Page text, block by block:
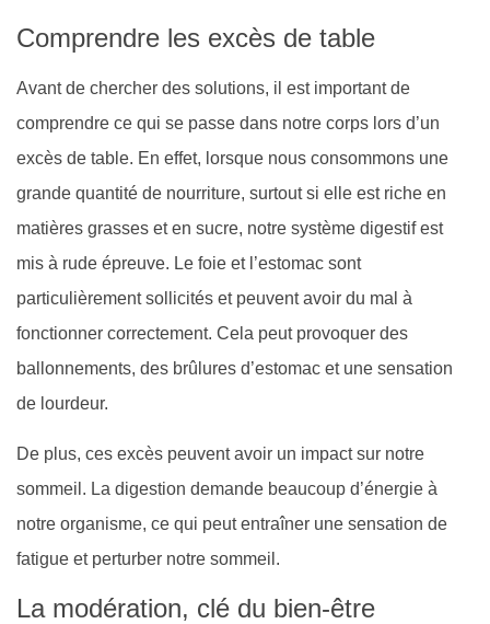
Comprendre les excès de table
Avant de chercher des solutions, il est important de
comprendre ce qui se passe dans notre corps lors d’un
excès de table. En effet, lorsque nous consommons une
grande quantité de nourriture, surtout si elle est riche en
matières grasses et en sucre, notre système digestif est
mis à rude épreuve. Le foie et l’estomac sont
particulièrement sollicités et peuvent avoir du mal à
fonctionner correctement. Cela peut provoquer des
ballonnements, des brûlures d’estomac et une sensation
de lourdeur.
De plus, ces excès peuvent avoir un impact sur notre
sommeil. La digestion demande beaucoup d’énergie à
notre organisme, ce qui peut entraîner une sensation de
fatigue et perturber notre sommeil.
La modération, clé du bien-être